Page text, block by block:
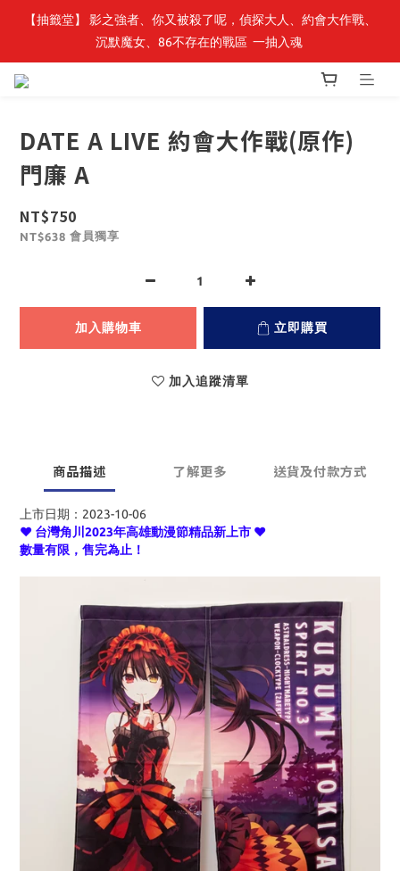
最新開賣🔥「全知讀者視角」 周邊商品
【抽籤堂】 影之強者、你又被殺了呢，偵探大人、約會大作戰、
沉默魔女、86不存在的戰區  一抽入魂
DATE A LIVE 約會大作戰(原作)
門廉 A
NT$750
NT$638 會員獨享
加入購物車 立即購買
加入追蹤清單
商品描述 了解更多 送貨及付款方式
上市日期：2023-10-06
♥ 台灣角川2023年高雄動漫節精品新上市 ♥
數量有限，售完為止！